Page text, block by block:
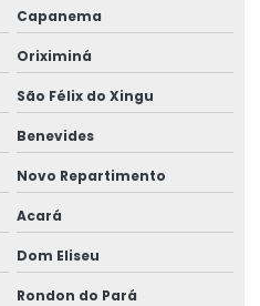
Capanema
Oriximiná
São Félix do Xingu
Benevides
Novo Repartimento
Acará
Dom Eliseu
Rondon do Pará